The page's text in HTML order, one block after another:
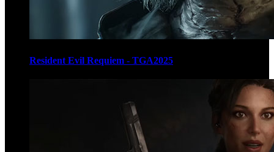
Resident Evil Requiem - TGA2025